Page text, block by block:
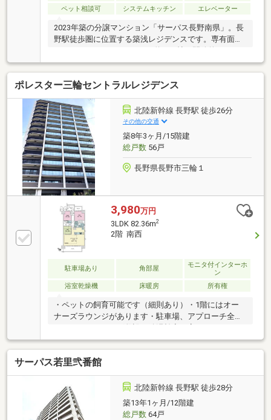
ペット相談可 システムキッチン エレベーター
2023年築の分譲マンション「サーパス長野南県」。長
野駅徒歩圏に位置する築浅レジデンスです。専有面積
74.09㎡のゆとりある2LDK。約18.6帖の開放的なLDKを
中心に、洋室2室を配置した使いやすい間取りです。
ウォークインクローゼットをはじめ全居室に収納を備
え、ファミリーはもちろん、ご夫婦や在宅ワーク中心
の方にもおすすめです。オートロック・宅配ＢＯＸ・
モニター付インターホンなど築浅ならではの充実した
設備と分譲マンションならではの高い居住性を兼ね備
えています。現在空室のため、ご都合に合わせて内覧
可能です。居住用・セカンドハウス・将来の賃貸運用
など幅広い用途でご検討いただけます。
ポレスター三輪セントラルレジデンス
北陸新幹線 長野駅 徒歩26分
その他の交通
築8年3ヶ月/15階建
総戸数56戸
長野県長野市三輪１
3,980万円
3LDK 82.36m2
2階 南西
駐車場あり 角部屋
モニタ付インターホ
ン
浴室乾燥機
床暖房 所有権
・ペットの飼育可能です（細則あり）・1階にはオー
ナーズラウンジがあります・駐車場、アプローチ全て
ロードヒーティング敷設・給湯効率の高いエコジョー
ズを採用してます・1台無料平置き駐車場、駐輪場無
料・オーナーズラウンジ、タイヤ置き場（1台分）完
備
サーパス若里弐番館
北陸新幹線 長野駅 徒歩28分
築13年1ヶ月/12階建
総戸数64戸